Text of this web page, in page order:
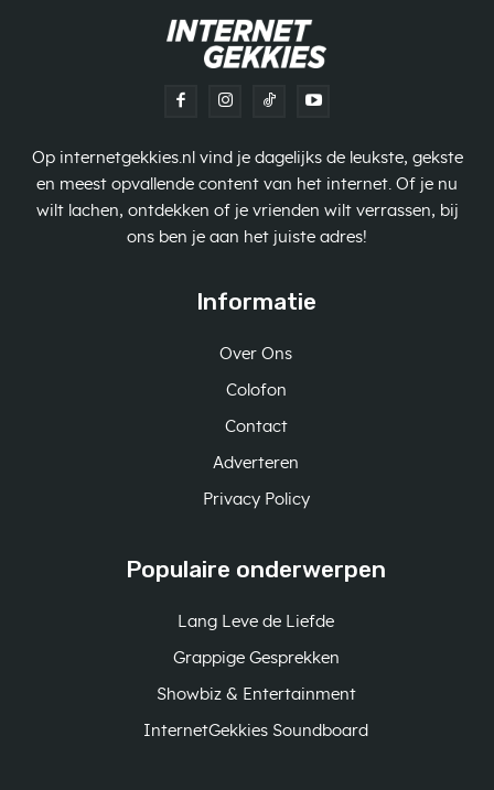
Op internetgekkies.nl vind je dagelijks de leukste, gekste
en meest opvallende content van het internet. Of je nu
wilt lachen, ontdekken of je vrienden wilt verrassen, bij
ons ben je aan het juiste adres!
Informatie
Over Ons
Colofon
Contact
Adverteren
Privacy Policy
Populaire onderwerpen
Lang Leve de Liefde
Grappige Gesprekken
Showbiz & Entertainment
InternetGekkies Soundboard